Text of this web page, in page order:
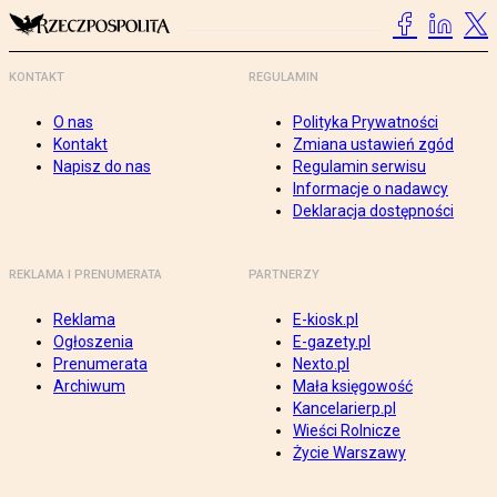
KONTAKT
O nas
Kontakt
Napisz do nas
REGULAMIN
Polityka Prywatności
Zmiana ustawień zgód
Regulamin serwisu
Informacje o nadawcy
Deklaracja dostępności
REKLAMA I PRENUMERATA
Reklama
Ogłoszenia
Prenumerata
Archiwum
PARTNERZY
E-kiosk.pl
E-gazety.pl
Nexto.pl
Mała księgowość
Kancelarierp.pl
Wieści Rolnicze
Życie Warszawy